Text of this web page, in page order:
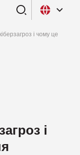
і чому це
і